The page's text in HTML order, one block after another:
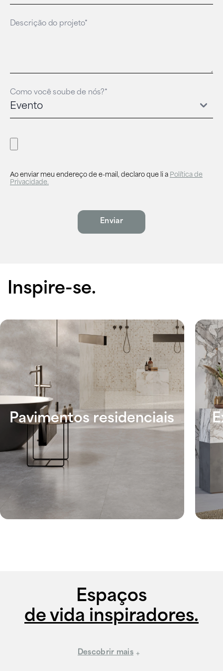
Descrição do projeto*
Como você soube de nós?*
Ao enviar meu endereço de e-mail, declaro que li a Política de
Privacidade.
Inspire-se.
Pavimentos residenciais
Espaços
de vida inspiradores.
Descobrir mais